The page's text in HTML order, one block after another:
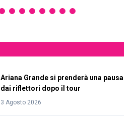
Ariana Grande si prenderà una pausa
dai riflettori dopo il tour
3 Agosto 2026